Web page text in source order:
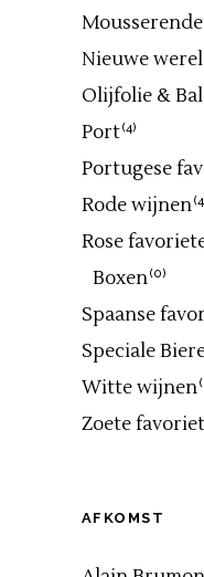
Nieuwe
Olijfolie &
Port(4)
Portugese
Rode wijnen
Rose
Boxen(0)
Spaanse
Speciale
Witte wijnen
Zoete
AFKOMST